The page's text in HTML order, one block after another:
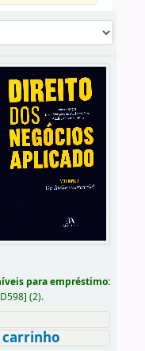
para empréstimo:
] (2).
carrinho